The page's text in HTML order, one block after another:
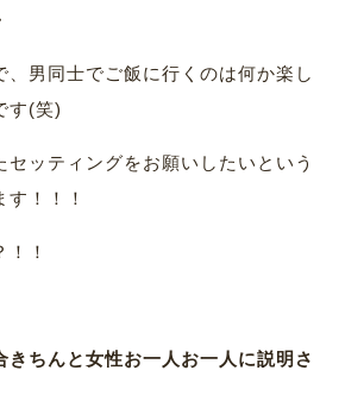
、男同士でご飯に行くのは何か楽し
す(笑)
セッティングをお願いしたいという
！！！
！
きちんと女性お一人お一人に説明さ